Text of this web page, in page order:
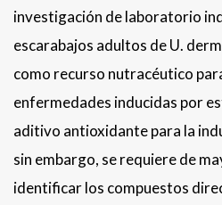
investigación de laboratorio
escarabajos adultos de U.
como recurso nutracéutico
enfermedades inducidas por
aditivo antioxidante para la
sin embargo, se requiere de
identificar los compuestos